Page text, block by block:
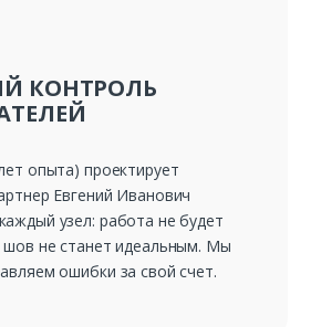
КОНТРОЛЬ
опыта) проектирует
Евгений Иванович
узел: работа не будет
шов не станет идеальным. Мы
ошибки за свой счет.